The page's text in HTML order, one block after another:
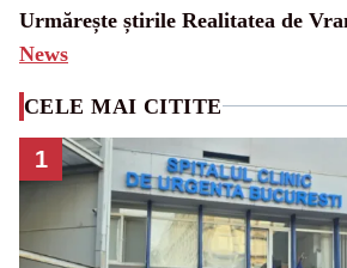
Urmărește știrile Realitatea de
News
CELE MAI CITITE
1